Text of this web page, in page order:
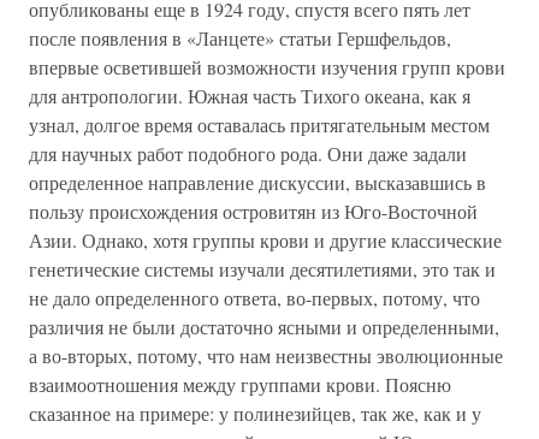
опубликованы еще в 1924 году, спустя всего пять лет
после появления в «Ланцете» статьи Гершфельдов,
впервые осветившей возможности изучения групп крови
для антропологии. Южная часть Тихого океана, как я
узнал, долгое время оставалась притягательным местом
для научных работ подобного рода. Они даже задали
определенное направление дискуссии, высказавшись в
пользу происхождения островитян из Юго-Восточной
Азии. Однако, хотя группы крови и другие классические
генетические системы изучали десятилетиями, это так и
не дало определенного ответа, во-первых, потому, что
различия не были достаточно ясными и определенными,
а во-вторых, потому, что нам неизвестны эволюционные
взаимоотношения между группами крови. Поясню
сказанное на примере: у полинезийцев, так же, как и у